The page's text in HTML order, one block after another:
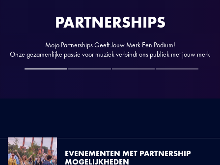
PARTNERSHIPS
Mojo Partnerships Geeft Jouw Merk Een Podium!
Onze gezamenlijke passie voor muziek verbindt ons publiek met jouw merk
EVENEMENTEN MET PARTNERSHIP
MOGELIJKHEDEN